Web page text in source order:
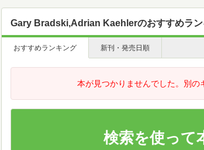
Gary Bradski,Adrian Kaehlerのおすすめラ
おすすめランキング 新刊・発売日順
本が見つかりませんでした。別の
検索を使って